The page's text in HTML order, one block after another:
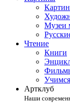
Музеи
Чтение
Книги
Артклуб
Наши